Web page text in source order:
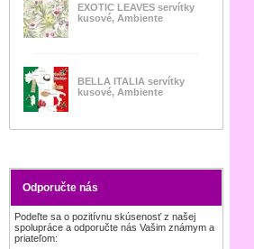
EXOTIC LEAVES servítky
kusové, Ambiente
BELLA ITALIA servítky
kusové, Ambiente
Odporučte nás
Podeľte sa o pozitívnu skúsenosť z našej
spolupráce a odporučte nás Vašim známym a
priateľom: